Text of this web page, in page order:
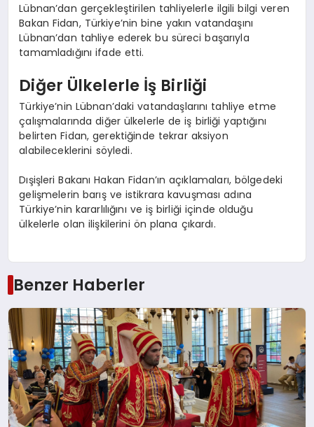
Lübnan’dan gerçekleştirilen tahliyelerle ilgili bilgi veren
Bakan Fidan, Türkiye’nin bine yakın vatandaşını
Lübnan’dan tahliye ederek bu süreci başarıyla
tamamladığını ifade etti.
Diğer Ülkelerle İş Birliği
Türkiye’nin Lübnan’daki vatandaşlarını tahliye etme
çalışmalarında diğer ülkelerle de iş birliği yaptığını
belirten Fidan, gerektiğinde tekrar aksiyon
alabileceklerini söyledi.
Dışişleri Bakanı Hakan Fidan’ın açıklamaları, bölgedeki
gelişmelerin barış ve istikrara kavuşması adına
Türkiye’nin kararlılığını ve iş birliği içinde olduğu
ülkelerle olan ilişkilerini ön plana çıkardı.
Benzer Haberler